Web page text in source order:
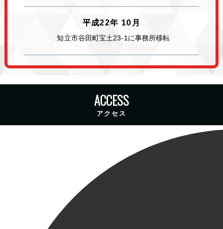
平成22年 10月
知立市谷田町宝土23-1に事務所移転
ACCESS
アクセス